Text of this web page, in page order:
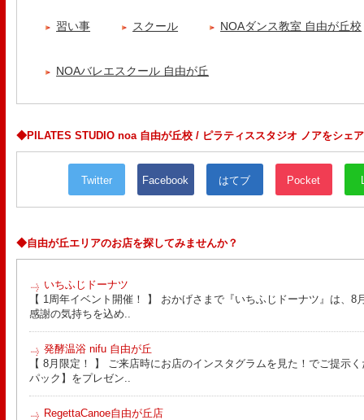
習い事 スクール NOAダンス教室 自由が丘校
NOAバレエスクール 自由が丘
◆PILATES STUDIO noa 自由が丘校 / ピラティススタジオ ノアをシェア
Twitter Facebook はてブ Pocket
◆自由が丘エリアのお店を探してみませんか？
いちふじドーナツ
【 1周年イベント開催！ 】 おかげさまで『いちふじドーナツ』は、8
感謝の気持ちを込め..
発酵温浴 nifu 自由が丘
【 8月限定！ 】 ご来店時にお店のインスタグラムを見た！でご提示
パック】をプレゼン..
RegettaCanoe自由が丘店